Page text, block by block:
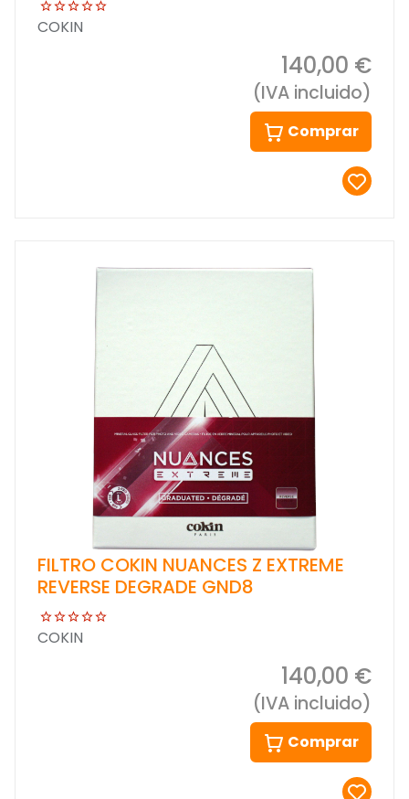
COKIN
140,00 €
(IVA incluido)
Comprar
FILTRO COKIN NUANCES Z EXTREME
REVERSE DEGRADE GND8
COKIN
140,00 €
(IVA incluido)
Comprar